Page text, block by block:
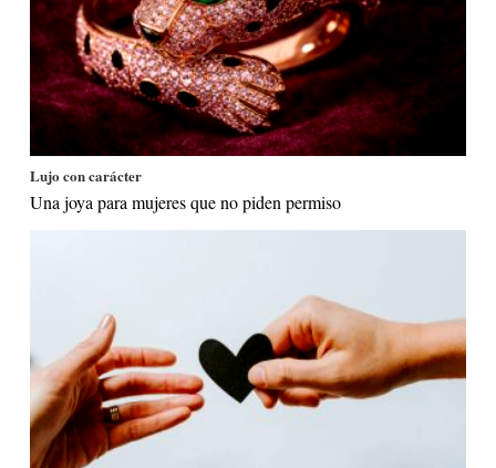
Lujo con carácter
Una joya para mujeres que no piden permiso